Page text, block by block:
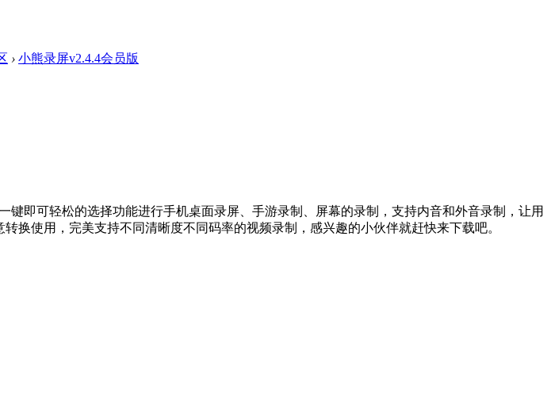
› 小熊录屏v2.4.4会员版
即可轻松的选择功能进行手机桌面录屏、手游录制、屏幕的录制，支持内音和外音录制，让用
换使用，完美支持不同清晰度不同码率的视频录制，感兴趣的小伙伴就赶快来下载吧。